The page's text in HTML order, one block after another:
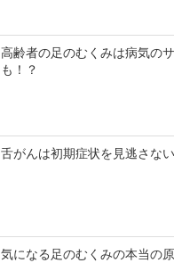
高齢者の足のむくみは病気の
も！？
舌がんは初期症状を見逃さない
気になる足のむくみの本当の